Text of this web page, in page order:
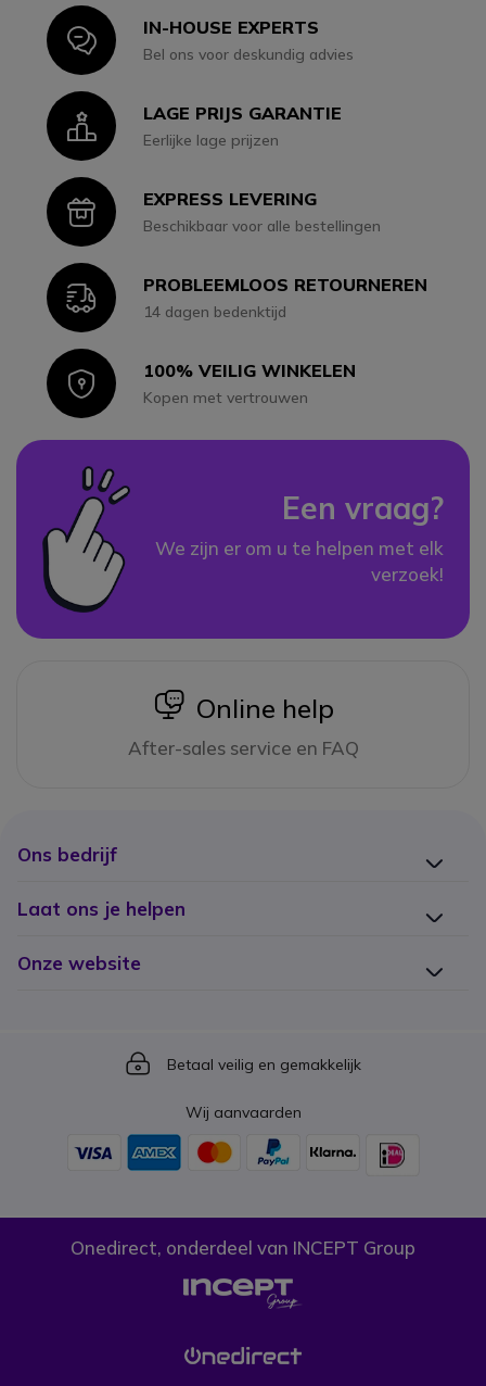
IconIN-HOUSE EXPERTS
Bel ons voor deskundig advies
IconLAGE PRIJS GARANTIE
Eerlijke lage prijzen
IconEXPRESS LEVERING
Beschikbaar voor alle bestellingen
IconPROBLEEMLOOS RETOURNEREN
14 dagen bedenktijd
Icon100% VEILIG WINKELEN
Kopen met vertrouwen
Een vraag?
We zijn er om u te helpen met elk
verzoek!
icon
Online help
After-sales service en FAQ
Ons bedrijf
Laat ons je helpen
Onze website
Icon
Betaal veilig en gemakkelijk
Wij aanvaarden
Onedirect, onderdeel van INCEPT Group